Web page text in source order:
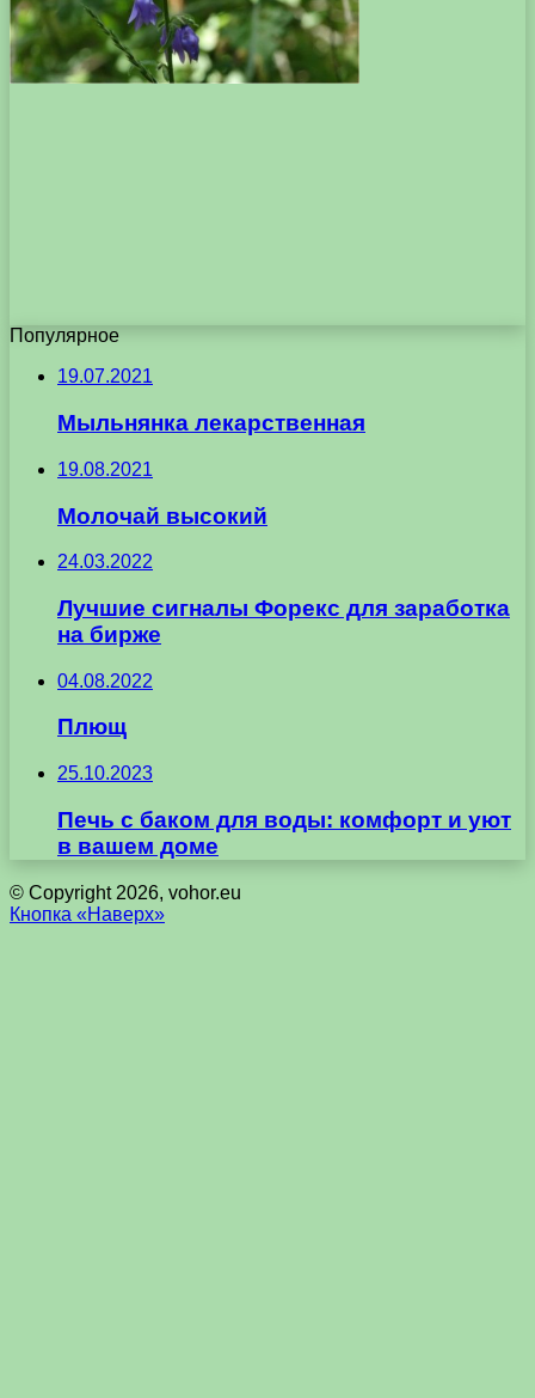
Популярное
19.07.2021
Мыльнянка лекарственная
19.08.2021
Молочай высокий
24.03.2022
Лучшие сигналы Форекс для заработка
на бирже
04.08.2022
Плющ
25.10.2023
Печь с баком для воды: комфорт и уют
в вашем доме
© Copyright 2026, vohor.eu
Кнопка «Наверх»